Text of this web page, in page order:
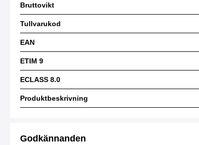
Bruttovikt
Tullvarukod
EAN
ETIM 9
ECLASS 8.0
Produktbeskrivning
Godkännanden